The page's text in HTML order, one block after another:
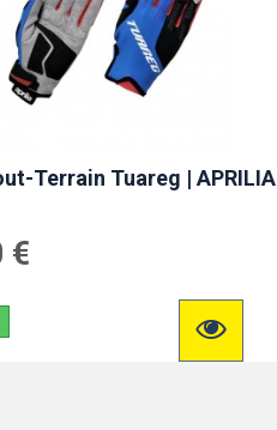
Terrain Tuareg | APRILIA
€